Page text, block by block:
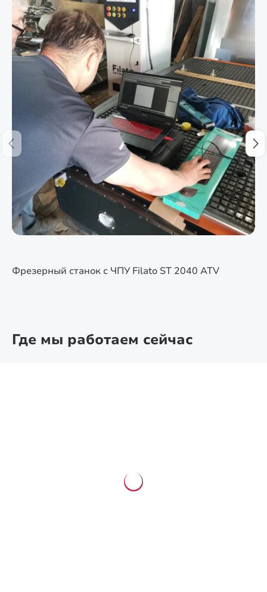
Фрезерный станок с ЧПУ Filato ST 2040 ATV
Где мы работаем сейчас